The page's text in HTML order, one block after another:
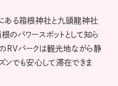
ある箱根神社と九頭龍神社
のパワースポットとして知ら
のRVパークは観光地ながら静
ンでも安心して滞在できま